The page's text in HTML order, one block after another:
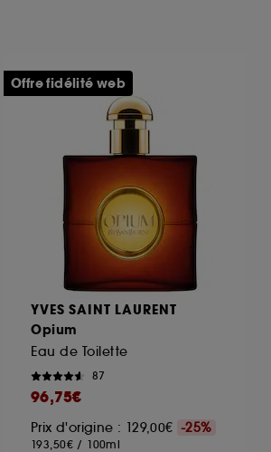
YVES SAINT LAURENT
Opium
Eau de Toilette
87
96,75€
Prix d'origine : 129,00€ -25%
193,50€ / 100ml
Offre fidélité web